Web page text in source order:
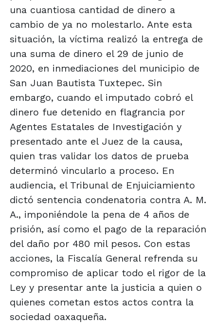
una cuantiosa cantidad de dinero a
cambio de ya no molestarlo. Ante esta
situación, la víctima realizó la entrega de
una suma de dinero el 29 de junio de
2020, en inmediaciones del municipio de
San Juan Bautista Tuxtepec. Sin
embargo, cuando el imputado cobró el
dinero fue detenido en flagrancia por
Agentes Estatales de Investigación y
presentado ante el Juez de la causa,
quien tras validar los datos de prueba
determinó vincularlo a proceso. En
audiencia, el Tribunal de Enjuiciamiento
dictó sentencia condenatoria contra A. M.
A., imponiéndole la pena de 4 años de
prisión, así como el pago de la reparación
del daño por 480 mil pesos. Con estas
acciones, la Fiscalía General refrenda su
compromiso de aplicar todo el rigor de la
Ley y presentar ante la justicia a quien o
quienes cometan estos actos contra la
sociedad oaxaqueña.